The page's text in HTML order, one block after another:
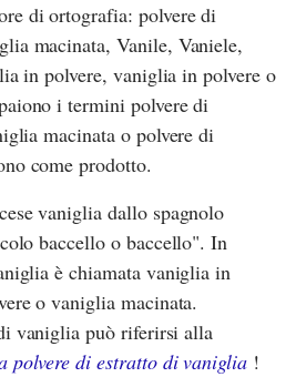
di ortografia: polvere di
macinata, Vanile, Vaniele,
in polvere, vaniglia in polvere o
i termini polvere di
macinata o polvere di
come prodotto.
vaniglia dallo spagnolo
baccello o baccello". In
è chiamata vaniglia in
o vaniglia macinata.
vaniglia può riferirsi alla
polvere di estratto di vaniglia!